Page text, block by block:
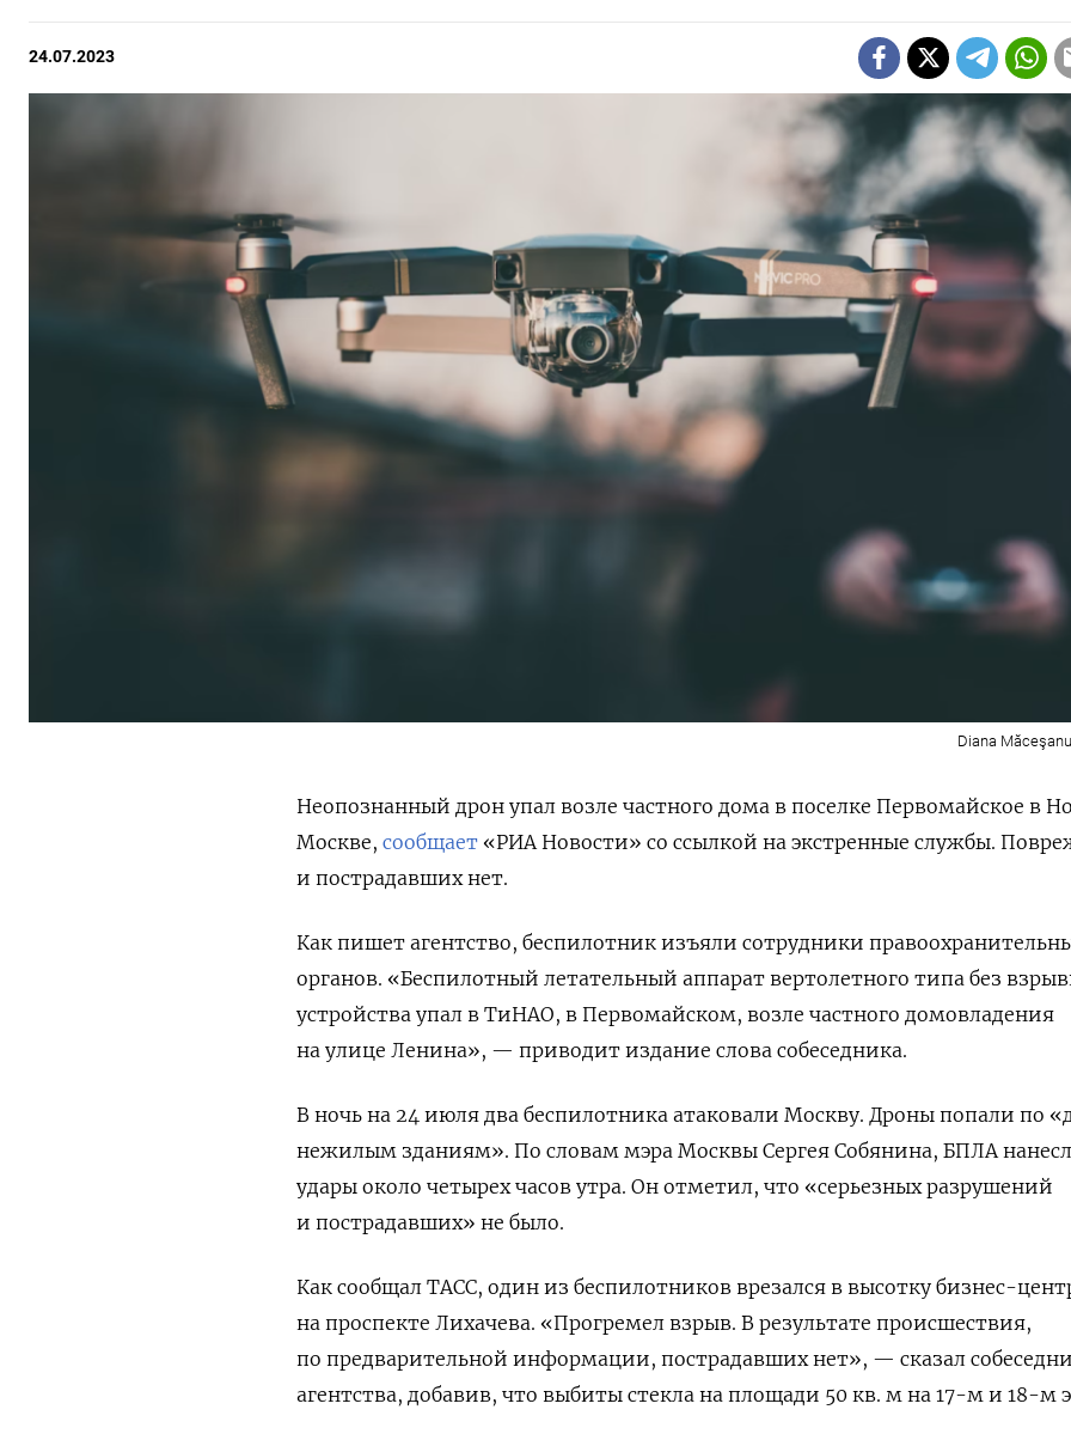
24.07.2023
Diana
Неопознанный дрон упал возле частного дома в поселке Первомайское в
Москве, сообщает «РИА Новости» со ссылкой на экстренные службы.
и пострадавших нет.
Как пишет агентство, беспилотник изъяли сотрудники
органов. «Беспилотный летательный аппарат вертолетного типа без
устройства упал в ТиНАО, в Первомайском, возле частного домовладения
на улице Ленина», — приводит издание слова собеседника.
В ночь на 24 июля два беспилотника атаковали Москву. Дроны попали по
нежилым зданиям». По словам мэра Москвы Сергея Собянина, БПЛА
удары около четырех часов утра. Он отметил, что «серьезных разрушений
и пострадавших» не было.
Как сообщал ТАСС, один из беспилотников врезался в высотку бизнес-
на проспекте Лихачева. «Прогремел взрыв. В результате происшествия,
по предварительной информации, пострадавших нет», — сказал
агентства, добавив, что выбиты стекла на площади 50 кв. м на 17-м и 18-м